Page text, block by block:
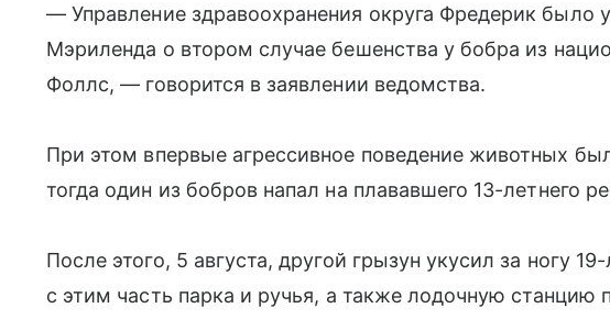
— Управление здравоохранения округа Фредерик было
Мэриленда о втором случае бешенства у бобра из
Фоллс, — говорится в заявлении ведомства.
При этом впервые агрессивное поведение животных
тогда один из бобров напал на плававшего 13-летнего
После этого, 5 августа, другой грызун укусил за ногу
с этим часть парка и ручья, а также лодочную станцию